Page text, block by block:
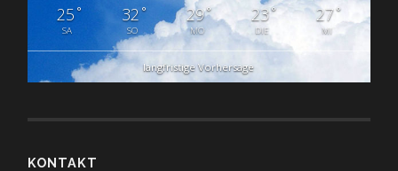
25°
SA
32 °
SO
29°
MO
23°
DIE
27°
MI
langfristige Vorhersage
KONTAKT